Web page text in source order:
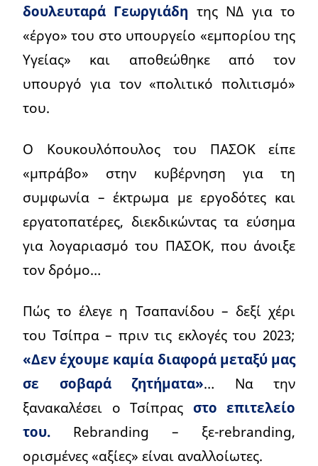
δουλευταρά Γεωργιάδη της ΝΔ για το
«έργο» του στο υπουργείο «εμπορίου της
Υγείας» και αποθεώθηκε από τον
υπουργό για τον «πολιτικό πολιτισμό»
του.
Ο Κουκουλόπουλος του ΠΑΣΟΚ είπε
«μπράβο» στην κυβέρνηση για τη
συμφωνία – έκτρωμα με εργοδότες και
εργατοπατέρες, διεκδικώντας τα εύσημα
για λογαριασμό του ΠΑΣΟΚ, που άνοιξε
τον δρόμο…
Πώς το έλεγε η Τσαπανίδου – δεξί χέρι
του Τσίπρα – πριν τις εκλογές του 2023;
«Δεν έχουμε καμία διαφορά μεταξύ μας
σε σοβαρά ζητήματα»… Να την
ξανακαλέσει ο Τσίπρας στο επιτελείο
του. Rebranding – ξε-rebranding,
ορισμένες «αξίες» είναι αναλλοίωτες.